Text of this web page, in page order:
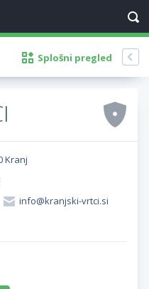
Splošni pregled
Kranj
info@kranjski-vrtci.si